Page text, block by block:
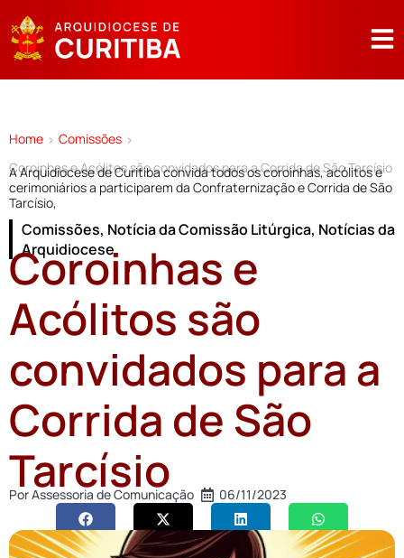
Home > Comissões >
Coroinhas e Acólitos são convidados para a Corrida de São Tarcísio
A Arquidiocese de Curitiba convida todos os coroinhas, acólitos e
cerimoniários a participarem da Confraternização e Corrida de São
Tarcísio,
Comissões, Notícia da Comissão Litúrgica, Notícias da
Arquidiocese
Coroinhas e
Acólitos são
convidados para a
Corrida de São
Tarcísio
PorAssessoria de Comunicação 06/11/2023